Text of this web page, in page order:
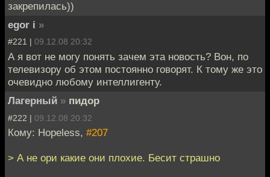
закрепилась))
egor i »
#221 | 09.12.08 20:32
А я вот не могу понять зачем эта новость? Вон, по
телевизору об этом постоянно говорят. К тому же это
очевидно любому интеллигенту.
Лагерный » пидор
#222 | 09.12.08 20:32
Кому: Hopeless, #207
> А не ори какие они плохие. Бесит страшно